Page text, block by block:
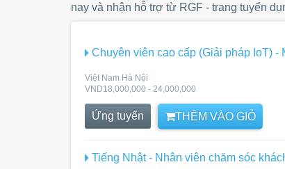
nay và nhận hỗ trợ từ RGF - trang tuyển
Chuyên viên cao cấp (Giải pháp IoT) -
Việt Nam Hà Nội
VND18,000,000 - 24,000,000
Ứng tuyển THÊM VÀO GIỎ
Tiếng Nhật - Nhân viên chăm sóc